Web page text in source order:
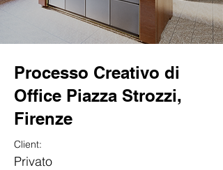
Processo Creativo di
Office Piazza Strozzi,
Firenze
Client:
Privato